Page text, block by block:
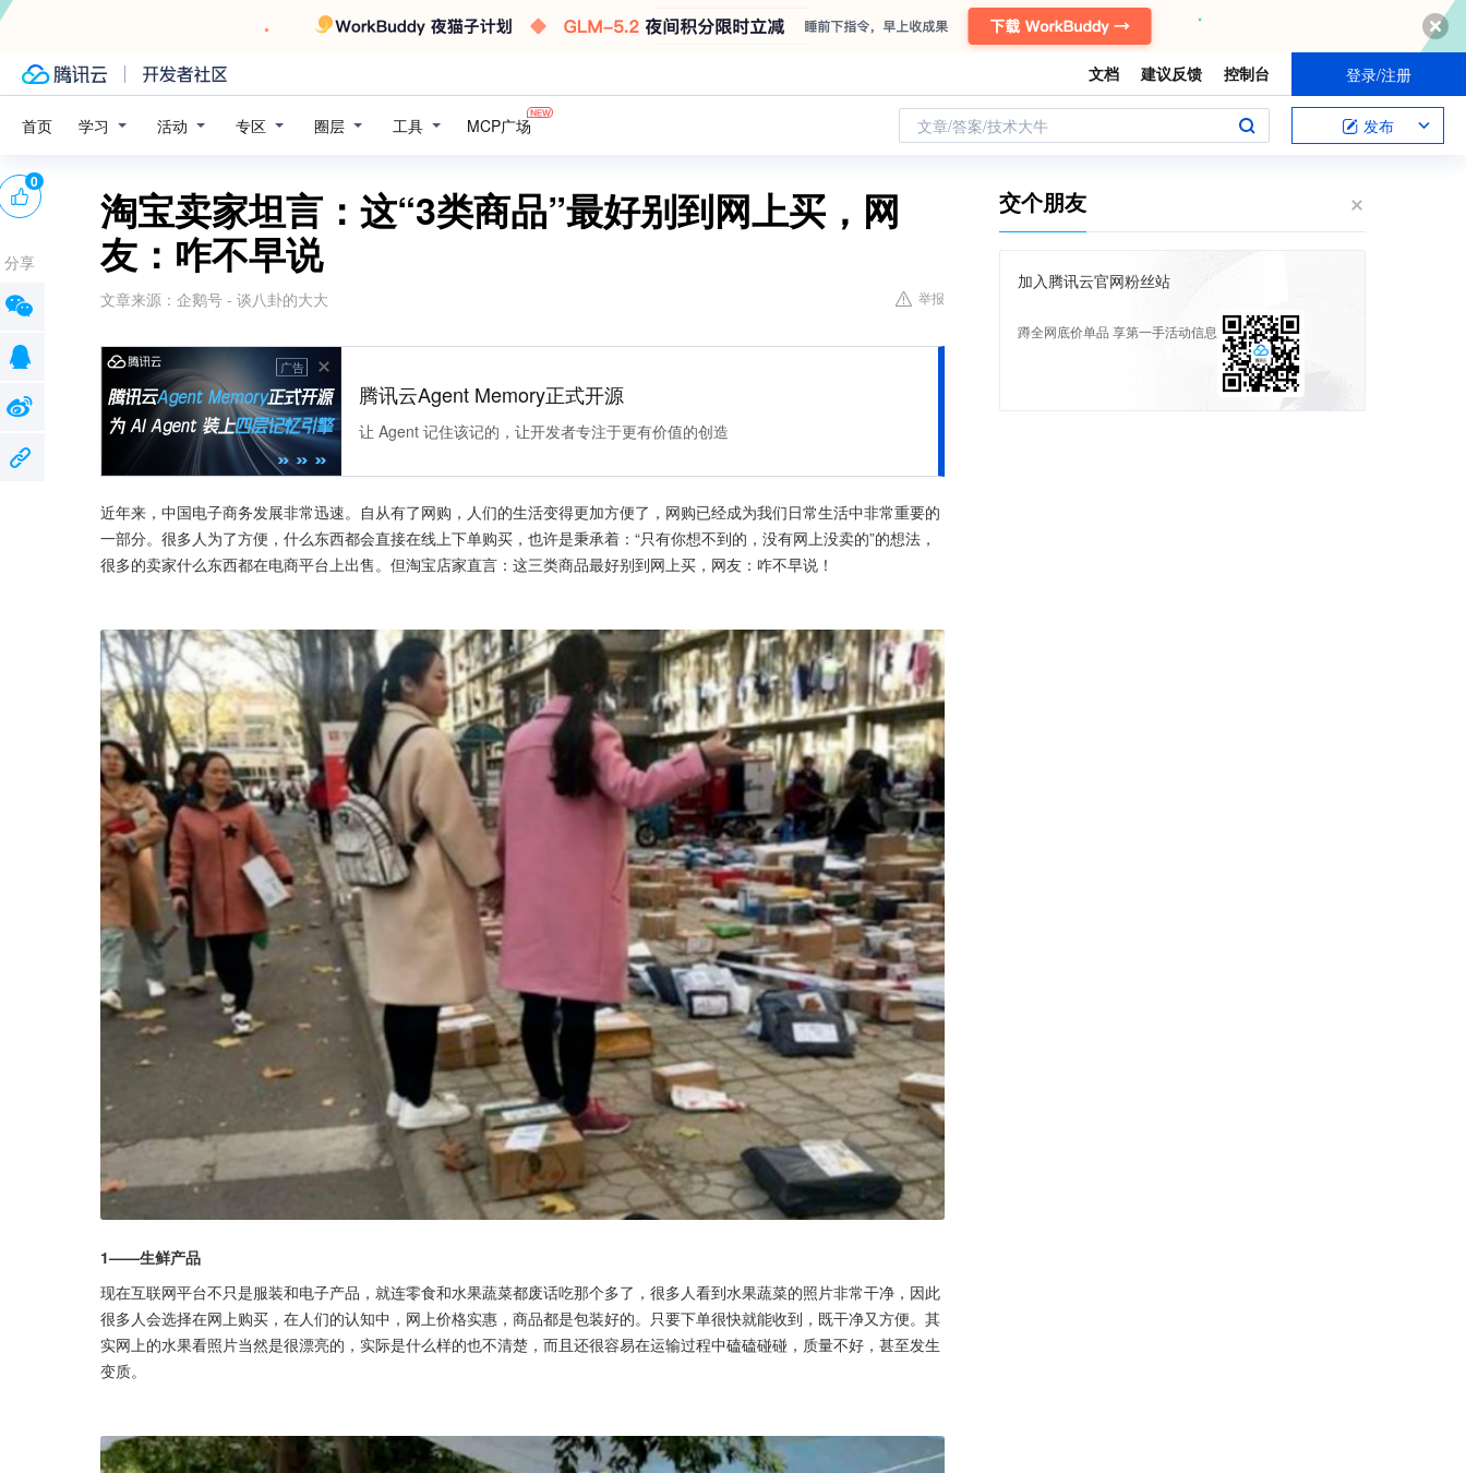
文档 建议反馈 控制台 登录/注册
首页 学习 活动 专区 圈层 工具 MCP广场 文章/答案/技术大牛 发布
淘宝卖家坦言：这“3类商品”最好别到网上买，网
友：咋不早说
文章来源： 企鹅号 - 谈八卦的大大 举报
广告
腾讯云Agent Memory正式开源
让 Agent 记住该记的，让开发者专注于更有价值的创造
近年来，中国电子商务发展非常迅速。自从有了网购，人们的生活变得更加方便了，网购已经成为我们日常生活中非常重要的
一部分。很多人为了方便，什么东西都会直接在线上下单购买，也许是秉承着：“只有你想不到的，没有网上没卖的”的想法，
很多的卖家什么东西都在电商平台上出售。但淘宝店家直言：这三类商品最好别到网上买，网友：咋不早说！
1——生鲜产品
现在互联网平台不只是服装和电子产品，就连零食和水果蔬菜都废话吃那个多了，很多人看到水果蔬菜的照片非常干净，因此
很多人会选择在网上购买，在人们的认知中，网上价格实惠，商品都是包装好的。只要下单很快就能收到，既干净又方便。其
实网上的水果看照片当然是很漂亮的，实际是什么样的也不清楚，而且还很容易在运输过程中磕磕碰碰，质量不好，甚至发生
变质。
0
分享
交个朋友
加入腾讯云官网粉丝站
蹲全网底价单品 享第一手活动信息